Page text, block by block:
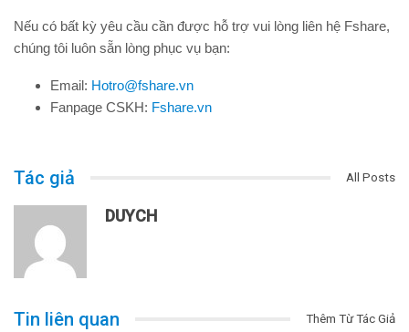
Nếu có bất kỳ yêu cầu cần được hỗ trợ vui lòng liên hệ Fshare,
chúng tôi luôn sẵn lòng phục vụ bạn:
Email: Hotro@fshare.vn
Fanpage CSKH: Fshare.vn
Tác giả All Posts
DUYCH
Tin liên quan Thêm Từ Tác Giả